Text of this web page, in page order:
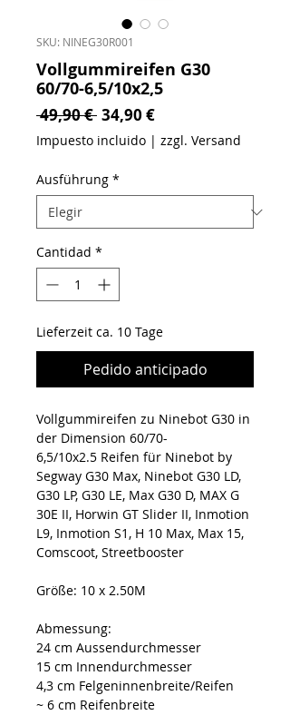
SKU: NINEG30R001
Vollgummireifen G30
60/70-6,5/10x2,5
49,90 € Precio
34,90 €Precio de oferta
Impuesto incluido | zzgl. Versand
Ausführung *
Cantidad *
Lieferzeit ca. 10 Tage
Pedido anticipado
Vollgummireifen zu Ninebot G30 in
der Dimension 60/70-
6,5/10x2.5 Reifen für Ninebot by
Segway G30 Max, Ninebot G30 LD,
G30 LP, G30 LE, Max G30 D, MAX G
30E II, Horwin GT Slider II, Inmotion
L9, Inmotion S1, H 10 Max, Max 15,
Comscoot, Streetbooster
Größe: 10 x 2.50M
Abmessung:
24 cm Aussendurchmesser
15 cm Innendurchmesser
4,3 cm Felgeninnenbreite/Reifen
~ 6 cm Reifenbreite